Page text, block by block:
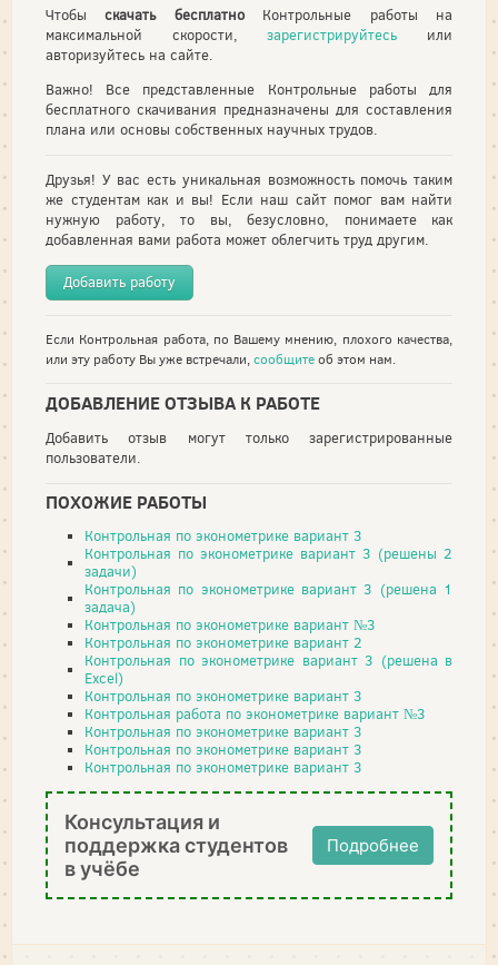
Чтобыскачать бесплатноКонтрольные работы на
максимальной скорости,зарегистрируйтесь или
авторизуйтесь на сайте.
Важно! Все представленные Контрольные работы для
бесплатного скачивания предназначены для составления
плана или основы собственных научных трудов.
Друзья! У вас есть уникальная возможность помочь таким
же студентам как и вы! Если наш сайт помог вам найти
нужную работу, то вы, безусловно, понимаете как
добавленная вами работа может облегчить труд другим.
Добавить работу
Если Контрольная работа, по Вашему мнению, плохого качества,
или эту работу Вы уже встречали,сообщитеоб этом нам.
ДОБАВЛЕНИЕ ОТЗЫВА К РАБОТЕ
Добавить отзыв могут только зарегистрированные
пользователи.
ПОХОЖИЕ РАБОТЫ
Контрольная по эконометрике вариант 3
Контрольная по эконометрике вариант 3 (решены 2
задачи)
Контрольная по эконометрике вариант 3 (решена 1
задача)
Контрольная по эконометрике вариант №3
Контрольная по эконометрике вариант 2
Контрольная по эконометрике вариант 3 (решена в
Excel)
Контрольная по эконометрике вариант 3
Контрольная работа по эконометрике вариант №3
Контрольная по эконометрике вариант 3
Контрольная по эконометрике вариант 3
Контрольная по эконометрике вариант 3
Консультация и
поддержка студентов
в учёбе
Подробнее